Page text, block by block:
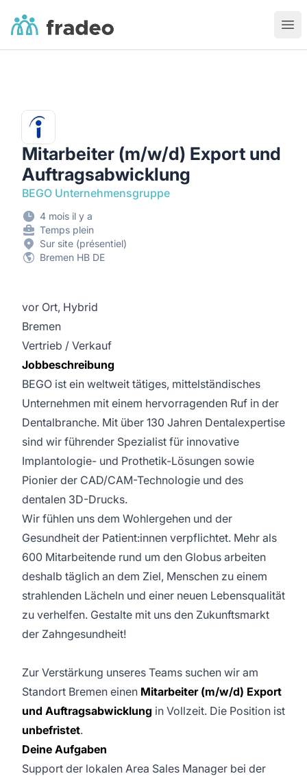
Fradeo
Mitarbeiter (m/w/d) Export und
Auftragsabwicklung
BEGO Unternehmensgruppe
4 mois il y a
Temps plein
Sur site (présentiel)
Bremen HB DE
vor Ort, Hybrid
Bremen
Vertrieb / Verkauf
Jobbeschreibung
BEGO ist ein weltweit tätiges, mittelständisches
Unternehmen mit einem hervorragenden Ruf in der
Dentalbranche. Mit über 130 Jahren Dentalexpertise
sind wir führender Spezialist für innovative
Implantologie- und Prothetik-Lösungen sowie
Pionier der CAD/CAM-Technologie und des
dentalen 3D-Drucks.
Wir fühlen uns dem Wohlergehen und der
Gesundheit der Patient:innen verpflichtet. Mehr als
600 Mitarbeitende rund um den Globus arbeiten
deshalb täglich an dem Ziel, Menschen zu einem
strahlenden Lächeln und einer neuen Lebensqualität
zu verhelfen. Gestalte mit uns den Zukunftsmarkt
der Zahngesundheit!
Zur Verstärkung unseres Teams suchen wir am
Standort Bremen einen Mitarbeiter (m/w/d) Export
und Auftragsabwicklung in Vollzeit. Die Position ist
unbefristet.
Deine Aufgaben
Support der lokalen Area Sales Manager bei der